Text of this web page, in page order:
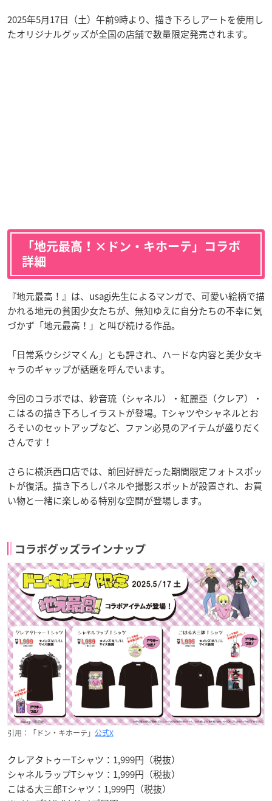
2025年5月17日（土）午前9時より、描き下ろしアートを使用し
たオリジナルグッズが全国の店舗で数量限定発売されます。
「地元最高！×ドン・キホーテ」コラボ
詳細
『地元最高！』は、usagi先生によるマンガで、可愛い絵柄で描
かれる地元の貧困少女たちが、無知ゆえに自分たちの不幸に気
づかず「地元最高！」と叫び続ける作品。
「日常系ウシジマくん」とも評され、ハードな内容と美少女キ
ャラのギャップが話題を呼んでいます。
今回のコラボでは、紗音琉（シャネル）・紅麗亞（クレア）・
こはるの描き下ろしイラストが登場。Tシャツやシャネルとお
ろそいのセットアップなど、ファン必見のアイテムが盛りだく
さんです！
さらに横浜西口店では、前回好評だった期間限定フォトスポッ
トが復活。描き下ろしパネルや撮影スポットが設置され、お買
い物と一緒に楽しめる特別な空間が登場します。
コラボグッズラインナップ
引用：「ドン・キホーテ」 公式X
クレアタトゥーTシャツ：1,999円（税抜）
シャネルラップTシャツ：1,999円（税抜）
こはる大三郎Tシャツ：1,999円（税抜）